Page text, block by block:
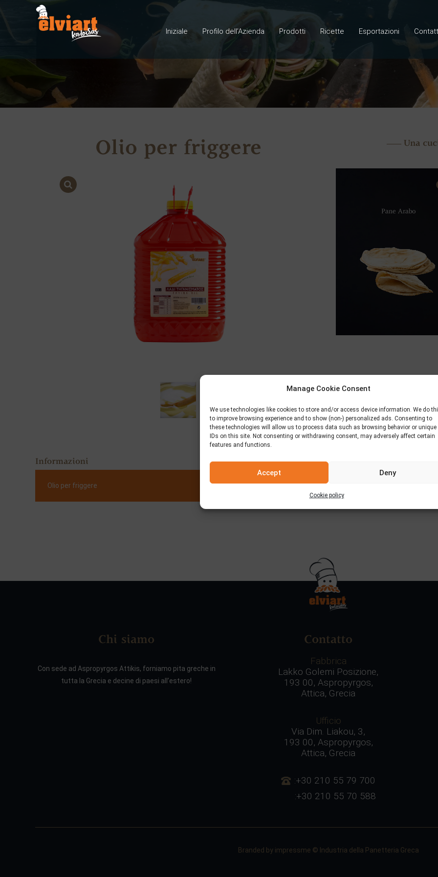
Manage Cookie Consent
We use technologies like cookies to store and/or access device information. We do
to improve browsing experience and to show (non-) personalized ads. Consenting to
these technologies will allow us to process data such as browsing behavior or unique
IDs on this site. Not consenting or withdrawing consent, may adversely affect certain
features and functions.
Accept Deny
Cookie policy
Iniziale Profilo dell’Azienda Prodotti Ricette Esportazioni
Olio per friggere Una
Pane Arabo
Informazioni
Olio per friggere
Chi siamo
Con sede ad Aspropyrgos Attikis, forniamo pita greche in
tutta la Grecia e decine di paesi all’estero!
Contatto
Fabbrica
Lakko Golemi Posizione,
193 00, Aspropyrgos,
Attica, Grecia
Ufficio
Via Dim. Liakou, 3,
193 00, Aspropyrgos,
Attica, Grecia
:+30 210 55 79 700
:+30 210 55 70 588
Branded by impressme © Industria della Panetteria Greca